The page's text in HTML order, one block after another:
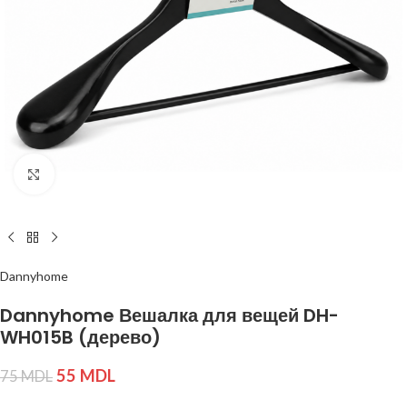
Dannyhome
Dannyhome Вешалка для вещей DH-
WH015B (дерево)
75MDL 55 MDL